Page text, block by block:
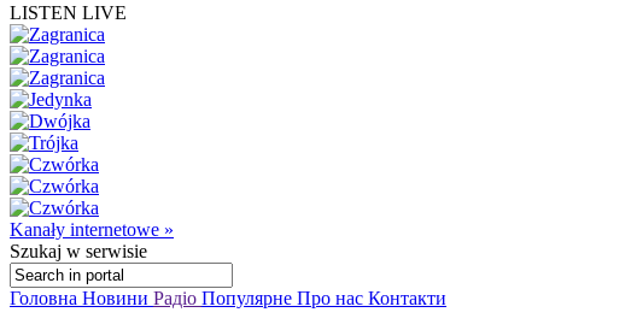
LISTEN LIVE
Kanały internetowe »
Szukaj w serwisie
Головна Новини Радіо Популярне Про нас Контакти